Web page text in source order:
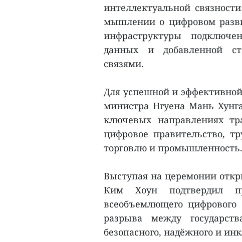
интеллектуальной
мышлении о цифровом
инфраструктуры
данных и добавленной
связями.
Для успешной и
министра Нгуена Мань
ключевых направлениях
цифровое правительство,
торговлю и промышленность.
Выступая на церемонии
Ким Хоун подтвердил
всеобъемлющего цифрового
разрыва между
безопасного, надёжного и